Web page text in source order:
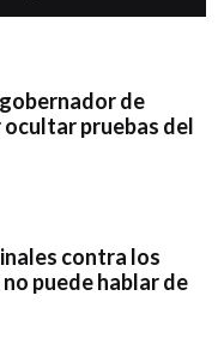
de
ocultar pruebas del
contra los
puede hablar de